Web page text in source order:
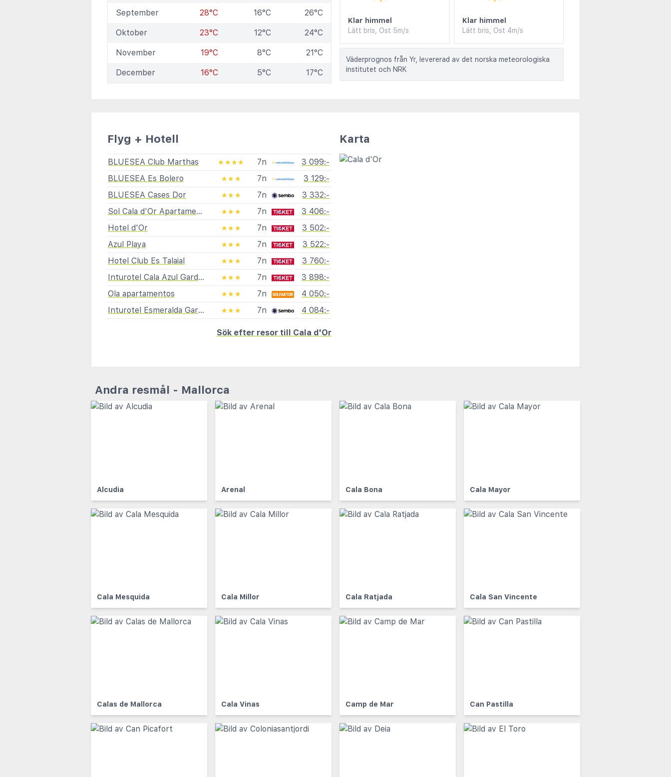
September 28°C 16°C 26°C
Oktober 23°C 12°C 24°C
November 19°C 8°C 21°C
December 16°C 5°C 17°C
Klar himmel
Lätt bris, Ost 5m/s
Klar himmel
Lätt bris, Ost 4m/s
Väderprognos från Yr, levererad av det norska meteorologiska
institutet och NRK
Flyg + Hotell
BLUESEA Club Marthas ★★★★ 7n
3 099:-
BLUESEA Es Bolero
★★★ 7n
3 129:-
BLUESEA Cases Dor
★★★ 7n
3 332:-
Sol Cala d'Or Apartamentos
★★★ 7n
3 406:-
Hotel d'Or
★★★ 7n
3 502:-
Azul Playa
★★★ 7n
3 522:-
Hotel Club Es Talaial
★★★ 7n
3 760:-
Inturotel Cala Azul Garden
★★★ 7n
3 898:-
Ola apartamentos
★★★ 7n
4 050:-
Inturotel Esmeralda Garden
★★★ 7n 4 084:-
Sök efter resor till Cala d'Or
Karta
Andra resmål - Mallorca
Alcudia Arenal Cala Bona Cala Mayor
Cala Mesquida Cala Millor Cala Ratjada Cala San Vincente
Calas de Mallorca Cala Vinas Camp de Mar Can Pastilla